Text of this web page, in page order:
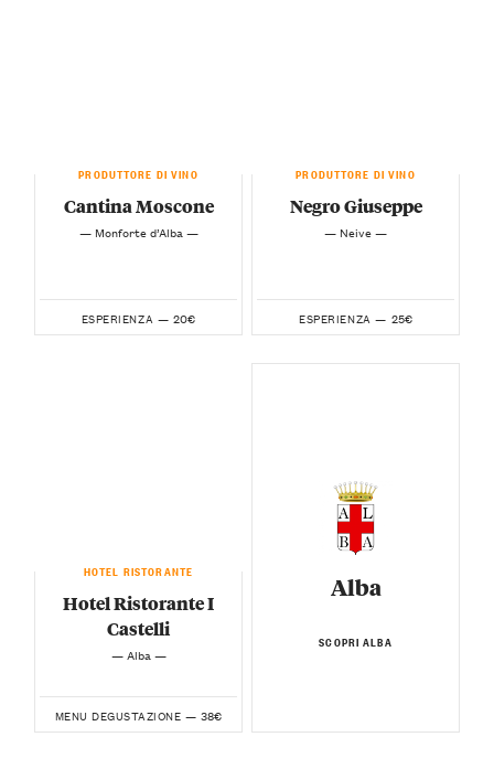
PRODUTTORE DI VINO
Cantina Moscone
— Monforte d’Alba —
ESPERIENZA — 20€
PRODUTTORE DI VINO
Negro Giuseppe
— Neive —
ESPERIENZA — 25€
HOTEL RISTORANTE
Hotel Ristorante I
Castelli
— Alba —
MENU DEGUSTAZIONE — 38€
Alba
SCOPRI ALBA